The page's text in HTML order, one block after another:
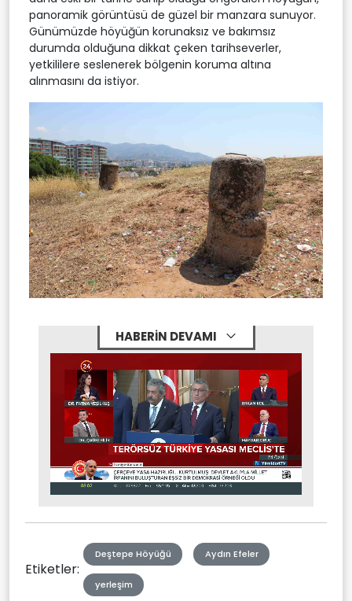
panoramik görüntüsü de güzel bir manzara sunuyor.
Günümüzde höyüğün korunaksız ve bakımsız
durumda olduğuna dikkat çeken tarihseverler,
yetkililere seslenerek bölgenin koruma altına
alınmasını da istiyor.
HABERİN DEVAMI
Unmute Stream
Etiketler:
Deştepe Höyüğü Aydın Efeler
yerleşim